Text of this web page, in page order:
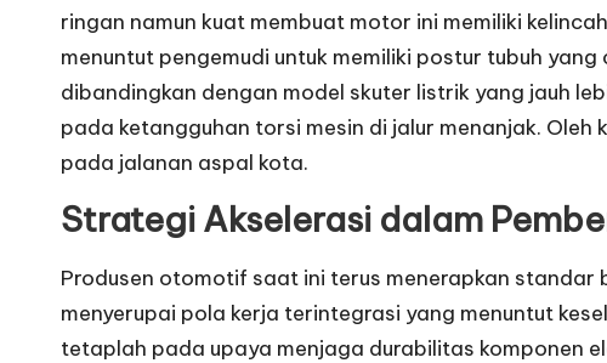
ringan namun kuat membuat motor ini memiliki
menuntut pengemudi untuk memiliki postur tubuh
dibandingkan dengan model skuter listrik yang jauh
pada ketangguhan torsi mesin di jalur menanjak.
pada jalanan aspal kota.
Strategi Akselerasi dalam
Produsen otomotif saat ini terus menerapkan standar
menyerupai pola kerja terintegrasi yang menuntut
tetaplah pada upaya menjaga durabilitas komponen